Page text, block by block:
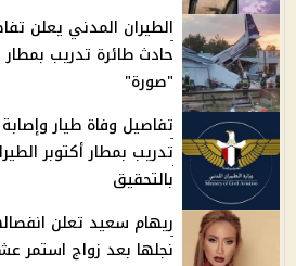
الطيران المدني يعلن
حادث طائرة تدريب
"صورة"
تفاصيل وفاة طيار
تدريب بمطار أكتوبر
بالتحقيق
ريهام سعيد تعلن
نجلها بعد زواج استمر